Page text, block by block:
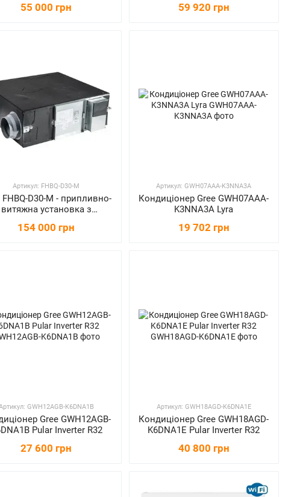
55 000 грн 59 920 грн
Артикул: FHBQ-D30-M
FHBQ-D30-M - припливно-
витяжна установка з
154 000 грн
Артикул: GWH07AAA-K3NNA3A
Кондиціонер Gree GWH07AAA-
K3NNA3A Lyra
19 702 грн
GWH12AGB-K6DNA1B
Gree GWH12AGB-
Pular Inverter R32
27 600 грн
Артикул: GWH18AGD-K6DNA1E
Кондиціонер Gree GWH18AGD-
K6DNA1E Pular Inverter R32
40 800 грн